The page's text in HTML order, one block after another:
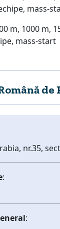
mass-
m, 1000 m,
mass-start
de
nr.35,
:
: